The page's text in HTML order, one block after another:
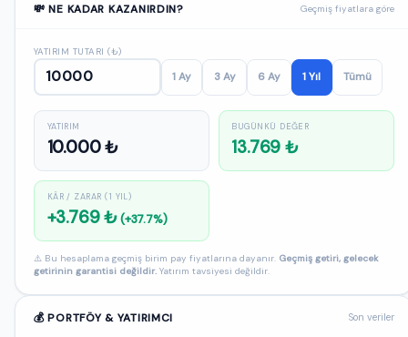
💸 NE KADAR KAZANIRDIN? Geçmiş fiyatlara göre
YATIRIM TUTARI (₺)
1 Ay 3 Ay 6 Ay 1 Yıl Tümü
YATIRIM
10.000 ₺
BUGÜNKÜ DEĞER
13.769 ₺
KÂR / ZARAR (1 YIL)
+3.769 ₺(+37.7%)
⚠️ Bu hesaplama geçmiş birim pay fiyatlarına dayanır. Geçmiş getiri, gelecek
getirinin garantisi değildir. Yatırım tavsiyesi değildir.
💰 PORTFÖY & YATIRIMCI Son veriler